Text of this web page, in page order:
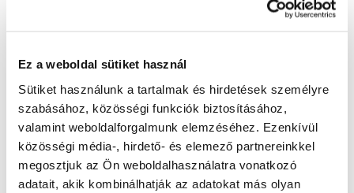
Ez a weboldal sütiket használ
Sütiket használunk a tartalmak és hirdetések személyre
szabásához, közösségi funkciók biztosításához,
valamint weboldalforgalmunk elemzéséhez. Ezenkívül
közösségi média-, hirdető- és elemező partnereinkkel
megosztjuk az Ön weboldalhasználatra vonatkozó
adatait, akik kombinálhatják az adatokat más olyan